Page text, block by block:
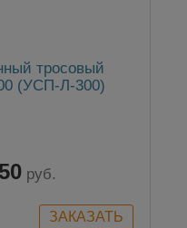
тросовый
(УСП-Л-300)
руб.